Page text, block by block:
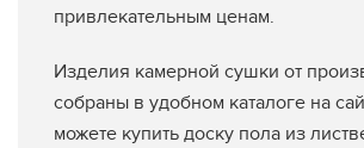
привлекательным ценам.
Изделия камерной сушки от
собраны в удобном каталоге на
можете купить доску пола из